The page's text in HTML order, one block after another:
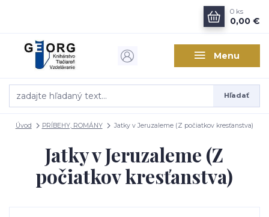
Menu
Hľadať
0 ks
0,00 €
Úvod PRÍBEHY, ROMÁNY Jatky v Jeruzaleme (Z počiatkov kresťanstva)
Jatky v Jeruzaleme (Z
počiatkov kresťanstva)